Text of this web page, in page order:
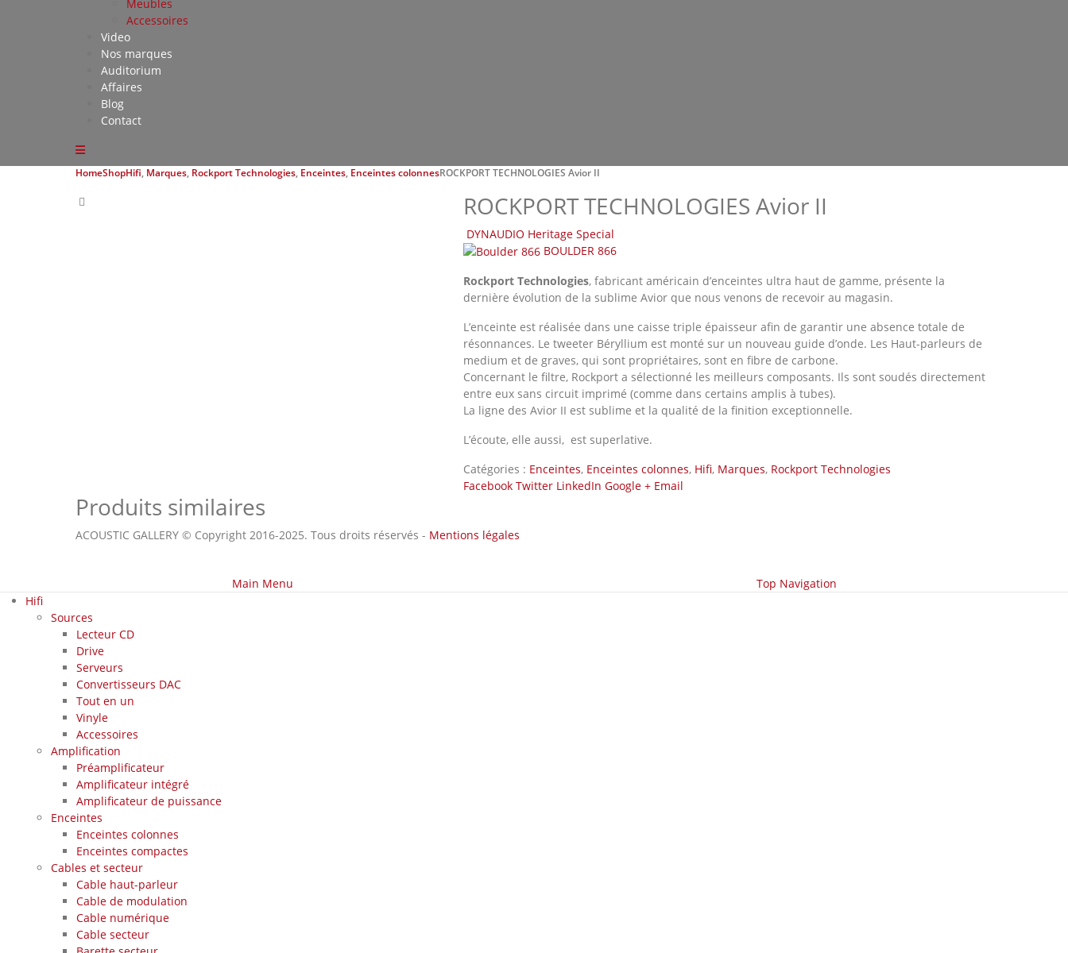
Meubles
Accessoires
Video
Nos marques
Auditorium
Affaires
Blog
Contact
HomeShopHifi, Marques, Rockport Technologies, Enceintes, Enceintes colonnesROCKPORT TECHNOLOGIES Avior II
ROCKPORT TECHNOLOGIES Avior II
DYNAUDIO Heritage Special
BOULDER 866
Rockport Technologies, fabricant américain d’enceintes ultra haut de gamme, présente la
dernière évolution de la sublime Avior que nous venons de recevoir au magasin.
L’enceinte est réalisée dans une caisse triple épaisseur afin de garantir une absence totale de
résonnances. Le tweeter Béryllium est monté sur un nouveau guide d’onde. Les Haut-parleurs de
medium et de graves, qui sont propriétaires, sont en fibre de carbone.
Concernant le filtre, Rockport a sélectionné les meilleurs composants. Ils sont soudés directement
entre eux sans circuit imprimé (comme dans certains amplis à tubes).
La ligne des Avior II est sublime et la qualité de la finition exceptionnelle.
L’écoute, elle aussi, est superlative.
Catégories : Enceintes, Enceintes colonnes, Hifi, Marques, Rockport Technologies
Facebook Twitter LinkedIn Google + Email
Produits similaires
ACOUSTIC GALLERY © Copyright 2016-2025. Tous droits réservés - Mentions légales
Main Menu
Top Navigation
Hifi
Sources
Lecteur CD
Drive
Serveurs
Convertisseurs DAC
Tout en un
Vinyle
Accessoires
Amplification
Préamplificateur
Amplificateur intégré
Amplificateur de puissance
Enceintes
Enceintes colonnes
Enceintes compactes
Cables et secteur
Cable haut-parleur
Cable de modulation
Cable numérique
Cable secteur